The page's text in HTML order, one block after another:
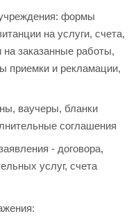
формы
на услуги, счета,
заказанные работы,
приемки и рекламации,
ваучеры, бланки
соглашения
- договора,
услуг, счета